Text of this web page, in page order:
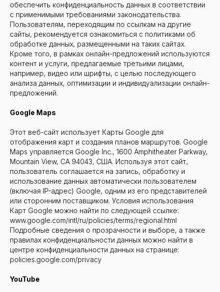
обеспечить конфиденциальность данных в соответствии
с применимыми требованиями законодательства.
Пользователям, переходящим по ссылкам на другие
сайты, рекомендуется ознакомиться с политиками об
обработке данных, размещенными на таких сайтах.
Кроме того, в рамках онлайн-предложений используются
контент и услуги, предлагаемые третьими лицами,
например, видео или шрифты, с целью последующего
анализа данных, оптимизации и индивидуализации онлайн-
предложений.
Google Maps
Этот веб-сайт использует Карты Google для
отображения карт и создания планов маршрутов. Google
Maps управляется Google Inc., 1600 Amphitheater Parkway,
Mountain View, CA 94043, США. Используя этот сайт,
пользователь соглашается на запись, обработку и
использование данных автоматически пользователем
(включая IP-адрес) Google, одним из его представителей
или сторонним поставщиком. Условия использования
Карт Google можно найти по следующей ссылке:
www.google.com/intl/ru/policies/terms/regional.html
Подробные сведения о прозрачности и выборе, а также
правилах конфиденциальности данных можно найти в
центре конфиденциальности данных на странице:
policies.google.com/privacy
YouTube